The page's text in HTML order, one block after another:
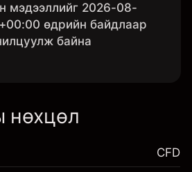
мэдээллийг 2026-08-
өдрийн байдлаар
байна
нөхцөл
CFD